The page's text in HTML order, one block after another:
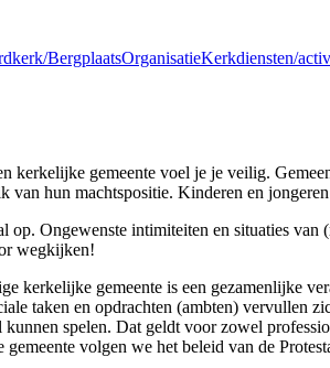
BergplaatsOrganisatieKerkdiensten/
kerkelijke gemeente voel je je veilig.
van hun machtspositie. Kinderen en
op. Ongewenste intimiteiten en situaties
wegkijken!
kerkelijke gemeente is een gezamenlijke
taken en opdrachten (ambten) vervullen
kunnen spelen. Dat geldt voor zowel
volgen we het beleid van de